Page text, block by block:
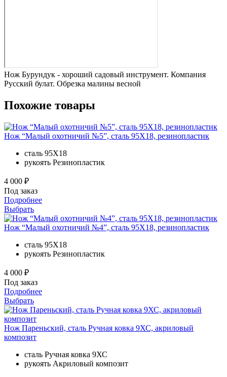
Нож Бурундук - хороший садовый инструмент. Компания
Русский булат. Обрезка малины весной
Похожие товары
Нож “Малый охотничий №5”, сталь 95Х18, резинопластик
сталь 95Х18
рукоять Резинопластик
4 000 ₽
Под заказ
Подробнее
Выбрать
Нож “Малый охотничий №4”, сталь 95Х18, резинопластик
сталь 95Х18
рукоять Резинопластик
4 000 ₽
Под заказ
Подробнее
Выбрать
Нож Пареньский, сталь Ручная ковка 9ХС, акриловый
композит
сталь Ручная ковка 9ХС
рукоять Акриловый композит